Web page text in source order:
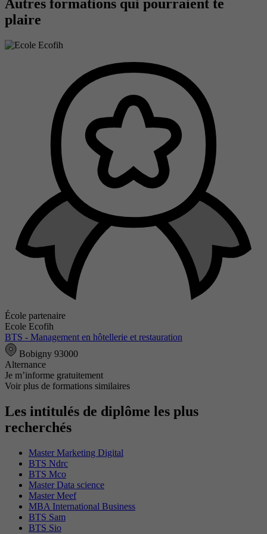
Autres formations qui pourraient te
plaire
École partenaire
Ecole Ecofih
BTS - Management en hôtellerie et restauration
Bobigny 93000
Alternance
Je m’informe gratuitement
Voir plus de formations similaires
Les intitulés de diplôme les plus
recherchés
Master Marketing Digital
BTS Ndrc
BTS Mco
Master Data science
Master Meef
MBA International Business
BTS Sam
BTS Sio